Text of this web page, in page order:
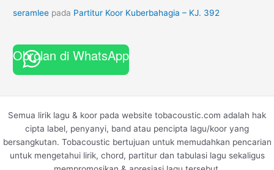
seramlee pada Partitur Koor Kuberbahagia – KJ. 392
Obrolan di WhatsApp
Semua lirik lagu & koor pada website tobacoustic.com adalah hak
cipta label, penyanyi, band atau pencipta lagu/koor yang
bersangkutan. Tobacoustic bertujuan untuk memudahkan pencarian
untuk mengetahui lirik, chord, partitur dan tabulasi lagu sekaligus